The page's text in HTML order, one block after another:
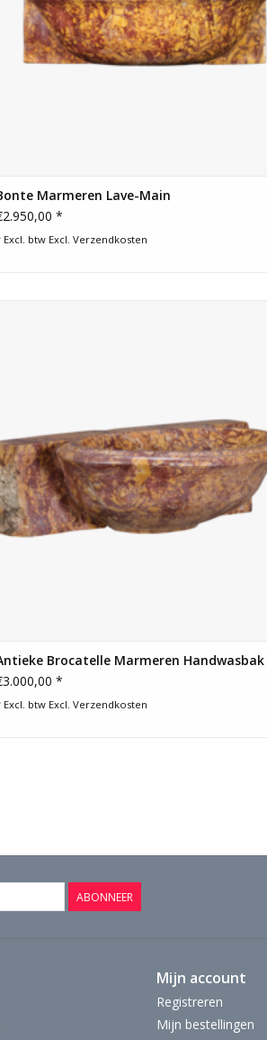
8.5 cm Binnenhoogte 3.35 Inch
30.5 cm Buitenprojectie 12.01 Inch
21 cm Binnenprojectie 8.27 Inch
Marmeren Lave-Main
*
Excl. btw Excl. Verzendkosten
Brocatelle Marmeren Handwasbak
*
Excl. btw Excl. Verzendkosten
ABONNEER
Mijn account
Registreren
Mijn bestellingen